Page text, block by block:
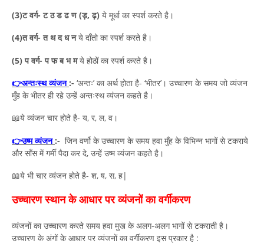
(3)ट वर्ग- ट ठ ड ढ ण (ड़, ढ़) ये मूर्धा का स्पर्श करते है।
(4)त वर्ग- त थ द ध नये दाँतो का स्पर्श करते है।
(5) प वर्ग- प फ ब भ मये होठों का स्पर्श करते है।
👉अन्तःस्थ व्यंजन :- ‘अन्तः’ का अर्थ होता है- ‘भीतर’। उच्चारण के समय जो व्यंजन
मुँह के भीतर ही रहे उन्हें अन्तःस्थ व्यंजन कहते है।
📖ये व्यंजन चार होते है- य, र, ल, व।
👉उष्म व्यंजन :- जिन वर्णो के उच्चारण के समय हवा मुँह के विभिन्न भागों से टकराये
और साँस में गर्मी पैदा कर दे, उन्हें उष्म व्यंजन कहते है।
📖ये भी चार व्यंजन होते है- श, ष, स, ह|
उच्चारण स्थान के आधार पर व्यंजनों का वर्गीकरण
व्यंजनों का उच्चारण करते समय हवा मुख के अलग-अलग भागों से टकराती है।
उच्चारण के अंगों के आधार पर व्यंजनों का वर्गीकरण इस प्रकार है :